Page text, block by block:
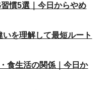
慣5選｜今日からやめ
いを理解して最短ルート
食生活の関係｜今日か